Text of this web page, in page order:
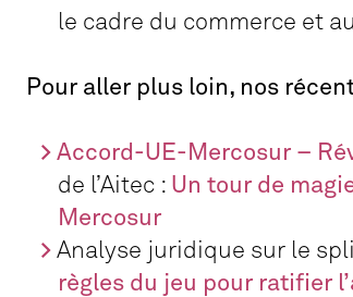
le cadre du commerce et
Pour aller plus loin, nos
Accord-UE-Mercosur –
de l’Aitec : Un tour de
Mercosur
Analyse juridique sur le
règles du jeu pour ratifier